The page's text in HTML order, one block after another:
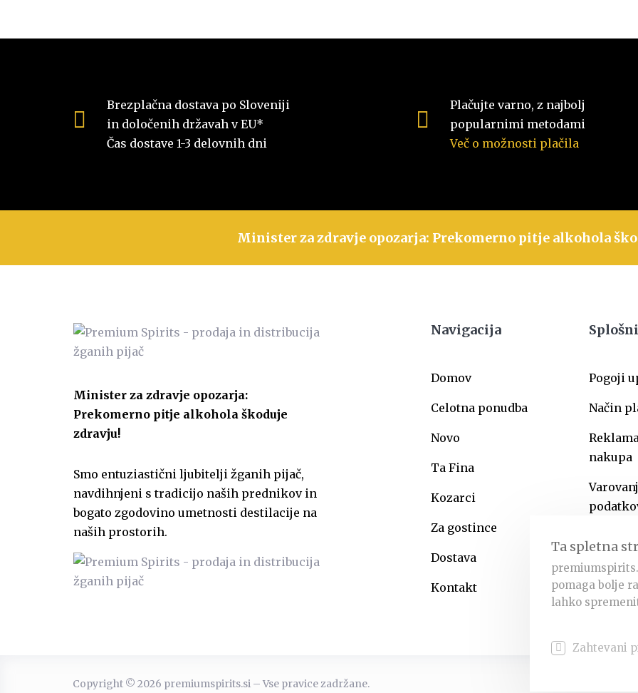
Brezplačna dostava po Sloveniji
in določenih državah v EU*
Čas dostave 1-3 delovnih dni
Plačujte varno, z najbolj
popularnimi metodami
Več o možnosti plačila
Minister za zdravje opozarja: Prekomerno pitje alkohola
Minister za zdravje opozarja:
Prekomerno pitje alkohola škoduje
zdravju!
Smo entuziastični ljubitelji žganih pijač,
navdihnjeni s tradicijo naših prednikov in
bogato zgodovino umetnosti destilacije na
naših prostorih.
Navigacija
Domov
Celotna ponudba
Novo
Ta Fina
Kozarci
Za gostince
Dostava
Kontakt
Pogoji
Način
nakupa
Copyright © 2026 premiumspirits.si – Vse pravice zadržane.
Ta spletna
pomaga bolje
lahko
Zahtevani